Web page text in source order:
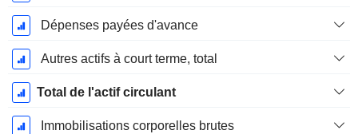
Dépenses payées d'avance
Autres actifs à court terme, total
Total de l'actif circulant
Immobilisations corporelles brutes